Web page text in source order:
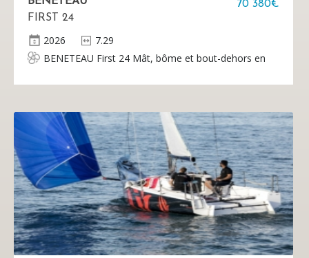
FIRST 24
70 380€
2026
7.29
BENETEAU First 24 Mât, bôme et bout-dehors en